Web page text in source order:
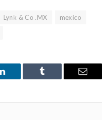
Lynk & Co .MX
mexico
LinkedIn Tumblr Email